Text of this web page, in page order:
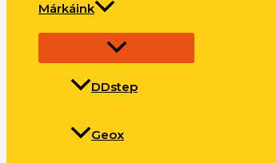
Márkáink
DDstep
Geox